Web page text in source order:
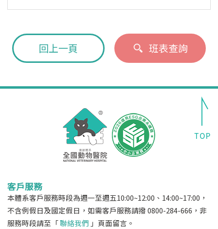
回上一頁 班表查詢
客戶服務
本體系客戶服務時段為週一至週五10:00~12:00、14:00~17:00，
不含例假日及國定假日，如需客戶服務請撥 0800-284-666，非
服務時段請至「聯絡我們 」頁面留言。